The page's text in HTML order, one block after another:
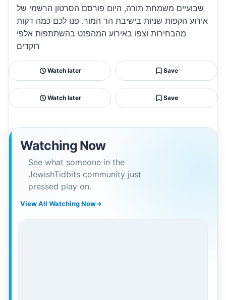
שבועיים משמחת תורה, היום פורסם הסרטון הרשמי של
אירוע הקפות שניות בישיבת הר המור. פנו לכם כמה דקות
מהבחירות וצפו באירוע המהפנט בהשתתפות אלפי
רוקדים
Watch later Save
Watch later Save
Watching Now
See what someone in the
JewishTidbits community just
pressed play on.
View All Watching Now→